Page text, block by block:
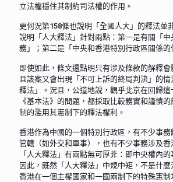
立法權穩住其制約司法權的作用。
更何況第158條也說明「全國人大」的釋法並
說明「人大釋法」針對兩點：第一是有關「
務」；第二是「中央和香港特別行政區關係的
即使如此，條文還點明只有涉及條款的解釋會
且該案又會出現「不可上訴的終局判決」的
釋法」。況且，公道地說，觀乎北京在回歸這
《基本法》的問題，都採取比較務實和謹慎
制的濫用其憲制下的釋法權利。
香港作為中國的一個特別行政區，有不少事
管轄（如外交和軍事），也有不少事務涉及香
「人大釋法」有兩點無可厚非：即中央權內
因此，既然「人大釋法」中規中矩，不是什
香港在一個主權國家和一國兩制下的特殊憲